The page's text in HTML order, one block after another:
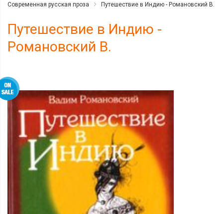
Современная русская проза
Путешествие в Индию - Романовский В.
Путешествие в Индию -
Романовский В.